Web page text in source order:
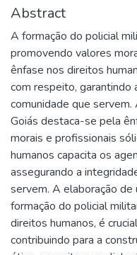
Abstract
A formação do policial
promovendo valores
ênfase nos direitos
com respeito, garantindo
comunidade que
Goiás destaca-se pela
morais e profissionais
humanos capacita os
assegurando a
servem. A elaboração
formação do policial
direitos humanos, é
contribuindo para a